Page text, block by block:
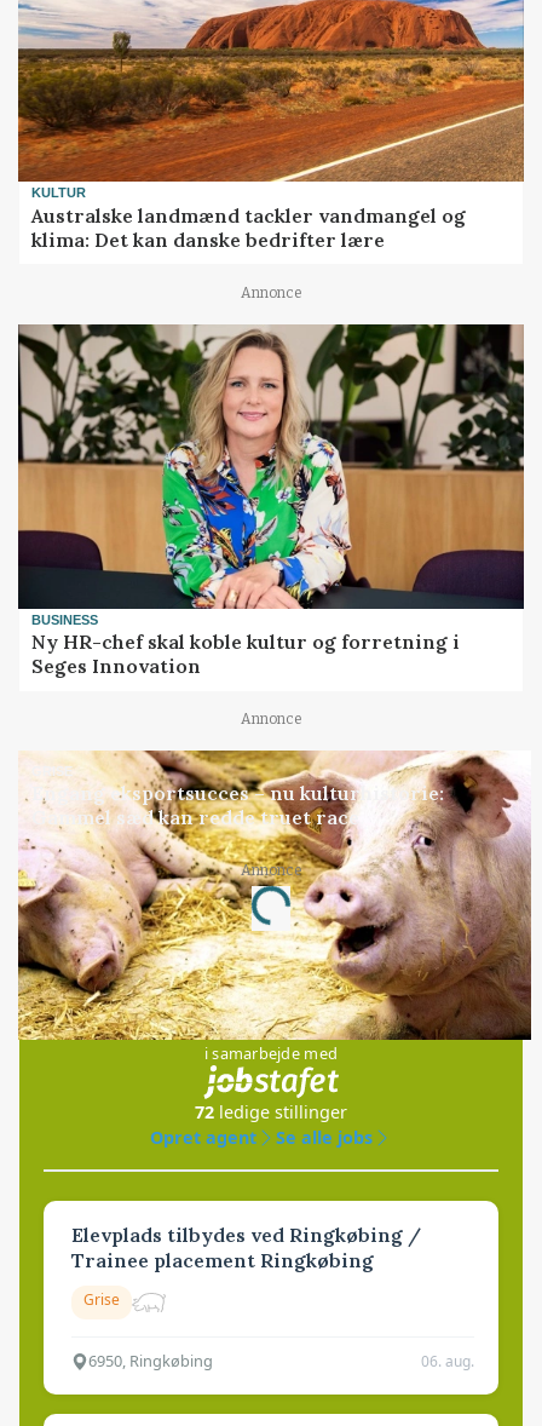
KULTUR
Australske landmænd tackler vandmangel og
klima: Det kan danske bedrifter lære
Annonce
BUSINESS
Ny HR-chef skal koble kultur og forretning i
Seges Innovation
Annonce
GRISE
Engang eksportsucces – nu kulturhistorie:
Gammel sæd kan redde truet race
Annonce
Loading...
Jobs
i samarbejde med
72 ledige stillinger
Opret agent
Se alle jobs
Elevplads tilbydes ved Ringkøbing /
Trainee placement Ringkøbing
Grise
6950, Ringkøbing 06. aug.